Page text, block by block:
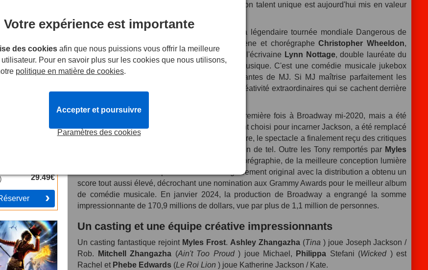
se sont vendus à des millions d'exemplaires. Son talent unique est aujourd'hui mis en valeur
Le spectacle se concentre sur la création de la légendaire tournée mondiale Dangerous de
Jackson en 1992. Créé par le metteur en scène et chorégrapheChristopher Wheeldon,
lauréat d'un Tony Award, en collaboration avec l'écrivaine Lynn Nottage, double lauréate du
prix Pulitzer, il s'agit de bien plus que de la musique. C'est une comédie musicale jukebox
originale, contenant plus de 25 chansons brillantes de MJ. Si MJ maîtrise parfaitement les
mouvements, il révèle également l'esprit et la créativité extraordinaires qui se cachent derrière
MJ The Musical devait être présenté pour la première fois à Broadway mi-2020, mais a été
victime de la Covid.Ephraim Sykes
, initialement choisi pour incarner Jackson, a été remplacé
parMyles Frosten juin 2021. Lors de sa première, le spectacle a finalement reçu des critiques
mitigées, mais le public savait qu'il n'y avait rien de tel. Outre les Tony remportés par Myles
il a remporté les Tony de la meilleure chorégraphie, de la meilleure conception lumière
et de la meilleure conception sonore. L'enregistrement original avec la distribution a obtenu un
score tout aussi élevé, décrochant une nomination aux Grammy Awards pour le meilleur album
de comédie musicale. En janvier 2024, la production de Broadway a engrangé la somme
impressionnante de 170,9 millions de dollars, vue par plus de 1,1 million de personnes.
Un casting et une équipe créative impressionnants
Un casting fantastique rejoint Myles Frost. Ashley Zhangazha(Tina ) joue Joseph Jackson /
Rob.
Mitchell Zhangazha (Ain't Too Proud) joue Michael, Philippa Stefani (Wicked) est
Rachel et Phebe Edwards (Le Roi Lion ) joue Katherine Jackson / Kate.
-38%
) 29.49€
See Me
The
Showman
Votre expérience est importante
des cookies afin que nous puissions vous offrir la meilleure
Pour en savoir plus sur les cookies que nous utilisons,
politique en matière de cookies.
Paramètres des cookies
Accepter et poursuivre